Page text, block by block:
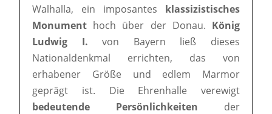
Walhalla, ein imposantes klassizistisches
Monument hoch über der Donau. König
Ludwig I. von Bayern ließ dieses
Nationaldenkmal errichten, das von
erhabener Größe und edlem Marmor
geprägt ist. Die Ehrenhalle verewigt
bedeutende Persönlichkeiten der